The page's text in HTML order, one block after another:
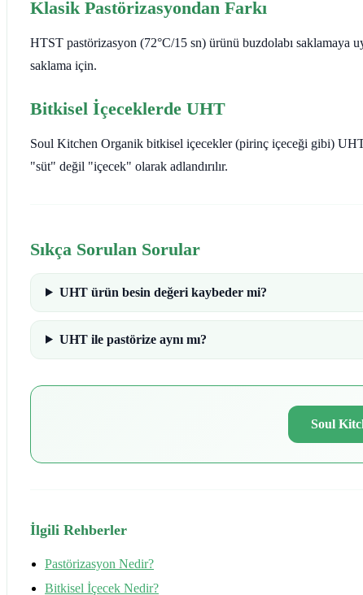
Klasik Pastörizasyondan Farkı
HTST pastörizasyon (72°C/15 sn) ürünü buzdolabı saklamaya
saklama için.
Bitkisel İçeceklerde UHT
Soul Kitchen Organik bitkisel içecekler (pirinç içeceği gibi)
"süt" değil "içecek" olarak adlandırılır.
Sıkça Sorulan Sorular
UHT ürün besin değeri kaybeder mi?
UHT ile pastörize aynı mı?
Soul
İlgili Rehberler
Pastörizasyon Nedir?
Bitkisel İçecek Nedir?